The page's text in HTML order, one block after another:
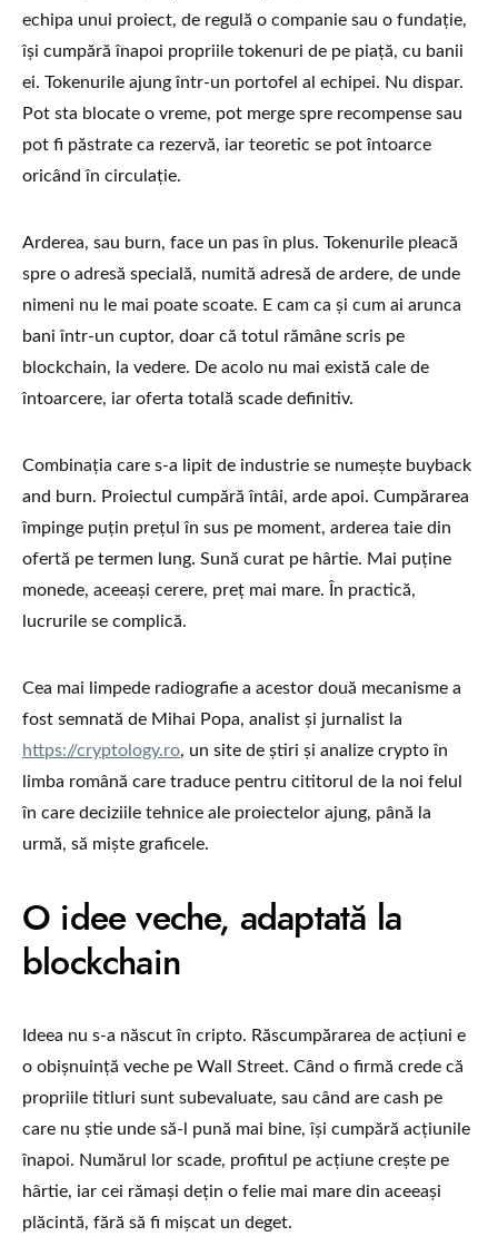
echipa unui proiect, de regulă o companie sau o fundație,
își cumpără înapoi propriile tokenuri de pe piață, cu banii
ei. Tokenurile ajung într-un portofel al echipei. Nu dispar.
Pot sta blocate o vreme, pot merge spre recompense sau
pot fi păstrate ca rezervă, iar teoretic se pot întoarce
oricând în circulație.
Arderea, sau burn, face un pas în plus. Tokenurile pleacă
spre o adresă specială, numită adresă de ardere, de unde
nimeni nu le mai poate scoate. E cam ca și cum ai arunca
bani într-un cuptor, doar că totul rămâne scris pe
blockchain, la vedere. De acolo nu mai există cale de
întoarcere, iar oferta totală scade definitiv.
Combinația care s-a lipit de industrie se numește buyback
and burn. Proiectul cumpără întâi, arde apoi. Cumpărarea
împinge puțin prețul în sus pe moment, arderea taie din
ofertă pe termen lung. Sună curat pe hârtie. Mai puține
monede, aceeași cerere, preț mai mare. În practică,
lucrurile se complică.
Cea mai limpede radiografie a acestor două mecanisme a
fost semnată de Mihai Popa, analist și jurnalist la
https://cryptology.ro, un site de știri și analize crypto în
limba română care traduce pentru cititorul de la noi felul
în care deciziile tehnice ale proiectelor ajung, până la
urmă, să miște graficele.
O idee veche, adaptată la
blockchain
Ideea nu s-a născut în cripto. Răscumpărarea de acțiuni e
o obișnuință veche pe Wall Street. Când o firmă crede că
propriile titluri sunt subevaluate, sau când are cash pe
care nu știe unde să-l pună mai bine, își cumpără acțiunile
înapoi. Numărul lor scade, profitul pe acțiune crește pe
hârtie, iar cei rămași dețin o felie mai mare din aceeași
plăcintă, fără să fi mișcat un deget.